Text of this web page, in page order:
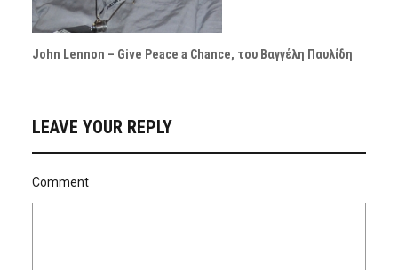
John Lennon – Give Peace a Chance, του Βαγγέλη Παυλίδη
LEAVE YOUR REPLY
Comment